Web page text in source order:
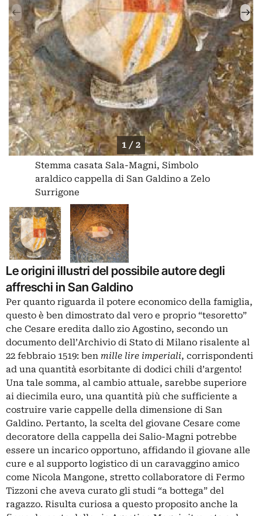
1 / 2
Stemma casata Sala-Magni, Simbolo
araldico cappella di San Galdino a Zelo
Surrigone
Le origini illustri del possibile autore degli
affreschi in San Galdino
Per quanto riguarda il potere economico della famiglia,
questo è ben dimostrato dal vero e proprio “tesoretto”
che Cesare eredita dallo zio Agostino, secondo un
documento dell’Archivio di Stato di Milano risalente al
22 febbraio 1519: ben mille lire imperiali, corrispondenti
ad una quantità esorbitante di dodici chili d’argento!
Una tale somma, al cambio attuale, sarebbe superiore
ai diecimila euro, una quantità più che sufficiente a
costruire varie cappelle della dimensione di San
Galdino. Pertanto, la scelta del giovane Cesare come
decoratore della cappella dei Salio-Magni potrebbe
essere un incarico opportuno, affidando il giovane alle
cure e al supporto logistico di un caravaggino amico
come Nicola Mangone, stretto collaboratore di Fermo
Tizzoni che aveva curato gli studi “a bottega” del
ragazzo. Risulta curiosa a questo proposito anche la